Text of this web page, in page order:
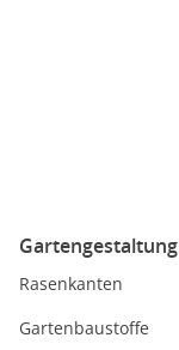
Gartengestaltung
Rasenkanten
Gartenbaustoffe